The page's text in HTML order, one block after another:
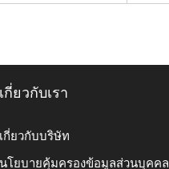
เกี่ยวกับเรา
เกี่ยวกับบริษัท
นโยบายคุ้มครองข้อมูลส่วนบุคคล